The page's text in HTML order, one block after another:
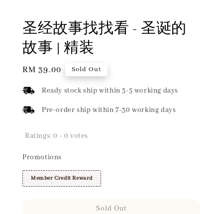
圣经故事找找看 - 圣诞的
故事 | 精装
Regular
RM 39.00 Sold Out
Ready stock ship within 3-5 working days
Pre-order ship within 7-30 working days
Ratings:0 - 0 votes
Promotions
Member Credit Reward
Sold Out